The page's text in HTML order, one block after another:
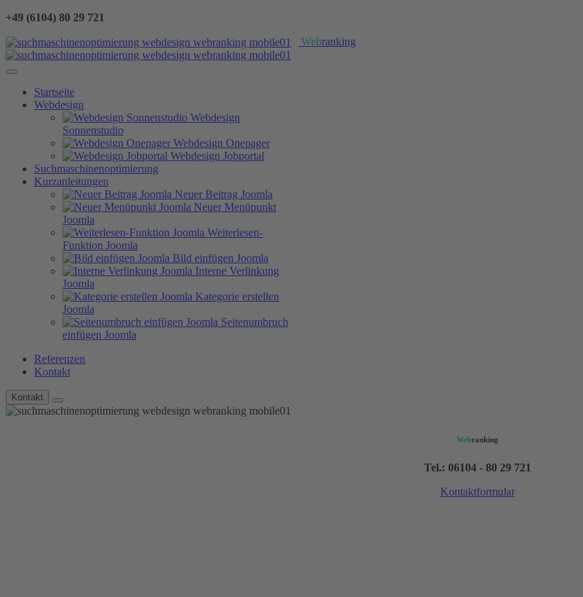
+49 (6104) 80 29 721
Webranking
Startseite
Webdesign
Webdesign
Sonnenstudio
Webdesign Onepager
Webdesign Jobportal
Suchmaschinenoptimierung
Kurzanleitungen
Neuer Beitrag Joomla
Neuer Menüpunkt
Joomla
Weiterlesen-
Funktion Joomla
Bild einfügen Joomla
Interne Verlinkung
Joomla
Kategorie erstellen
Joomla
Seitenumbruch
einfügen Joomla
Referenzen
Kontakt
Kontakt
Webranking
Tel.: 06104 - 80 29 721
Kontaktformular